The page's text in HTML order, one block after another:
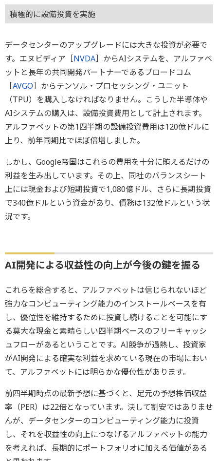
積極的に設備投資を実施
データセンターのアップグレードには大きな投資が必要で
す。エヌビディア［NVDA］からAIシステムを、アルファベ
ットと長年の共同開発パートナーであるブロードコム
［AVGO］からテンソル・プロセッシング・ユニット
（TPU）を購入しなければなりません。こうした半導体や
AIシステムの購入は、設備投資費用として計上されます。
アルファベットの第1四半期の設備投資費用は120億ドルに
上り、前年同期比でほぼ倍増しました。
しかし、Google帝国はこれらの費用を十分に賄えるだけの
利益を生み出しています。その上、同社のバランスシート
上には現金および短期投資で1,080億ドル、さらに長期投資
で340億ドルという資金があり、債務は132億ドルという状
況です。
AI開発による収益性の向上が今後の鍵を握る
これらを総合すると、アルファベットは信じられないほど
強力なコンピューティング能力のインストールベースを有
し、優位性を維持するために投資し続けることを可能にす
る莫大な現金と素晴らしい四半期ベースのフリーキャッシ
ュフローがあるということです。AI競争が過熱し、投資家
がAI開発による確実な利益を求めている現在の市場におい
て、アルファベットには明らかな優位性があります。
前四半期時点の最新予想に基づくと、足元の予想株価収益
率（PER）は22倍となっています。決して割安ではありませ
んが、データセンターのコンピューティング能力に投資
し、それを収益性の向上につなげるアルファベットの能力
を考えれば、長期的にポートフォリオに加える価値がある